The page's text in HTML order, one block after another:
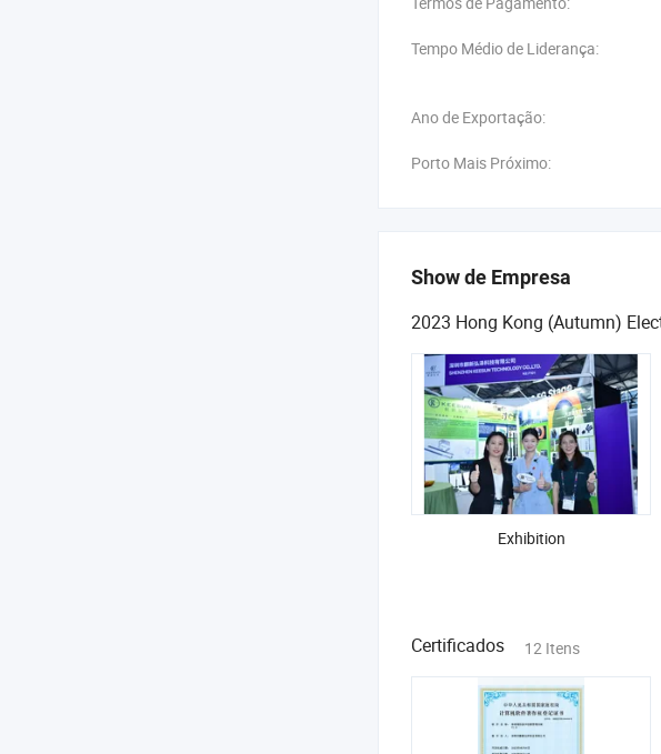
Tempo Médio de Liderança:
Ano de Exportação:
Porto Mais Próximo:
Show de Empresa
2023 Hong Kong (Autumn)
Exhibition
Certificados 12 Itens